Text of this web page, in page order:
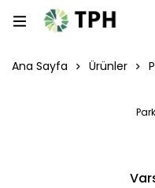
Ana Sayfa Ürünler